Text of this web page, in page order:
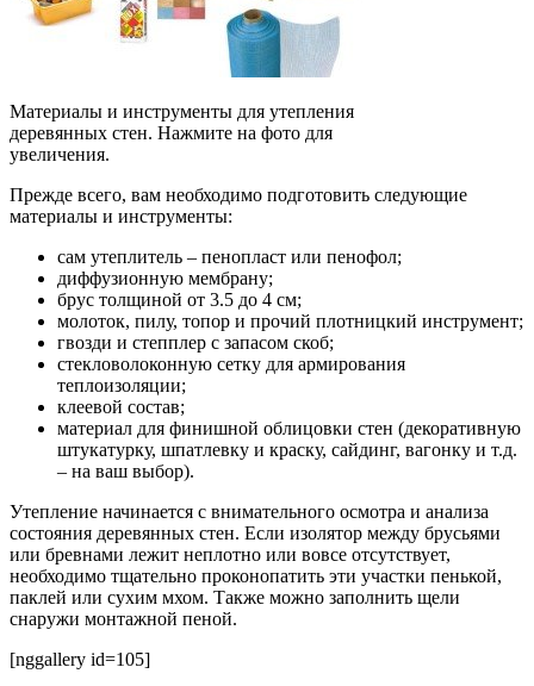
Материалы и инструменты для утепления
деревянных стен. Нажмите на фото для
увеличения.
Прежде всего, вам необходимо подготовить следующие
материалы и инструменты:
сам утеплитель – пенопласт или пенофол;
диффузионную мембрану;
брус толщиной от 3.5 до 4 см;
молоток, пилу, топор и прочий плотницкий инструмент;
гвозди и степплер с запасом скоб;
стекловолоконную сетку для армирования
теплоизоляции;
клеевой состав;
материал для финишной облицовки стен (декоративную
штукатурку, шпатлевку и краску, сайдинг, вагонку и т.д.
– на ваш выбор).
Утепление начинается с внимательного осмотра и анализа
состояния деревянных стен. Если изолятор между брусьями
или бревнами лежит неплотно или вовсе отсутствует,
необходимо тщательно проконопатить эти участки пенькой,
паклей или сухим мхом. Также можно заполнить щели
снаружи монтажной пеной.
[nggallery id=105]